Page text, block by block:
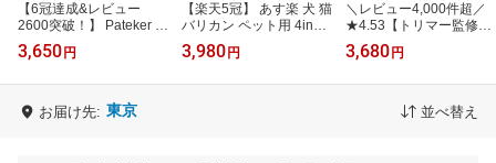
【6冠達成&レビュー
2600突破！】 Pateker 正
規代理店 充電式コードレ
ス ペット用バリカン 犬
3,650 円
【楽天5冠】 あす楽 犬 猫
バリカン ペット用 4in1
静音 犬用 猫用 セルフ ペ
ット トリミング 部分カ
3,980 円
＼レビュー4,000件超／
★4.53【トリマー監修マ
ニュアル付】液晶画面で
電池残量が見える ペット
3,680 円
お届け先: 東京 並べ替え